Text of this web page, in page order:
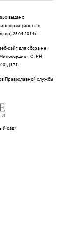
выдано
информационных
25.04.2014 г.
сайт для сбора не
ОГРН
(171)
Православной службы
сад»